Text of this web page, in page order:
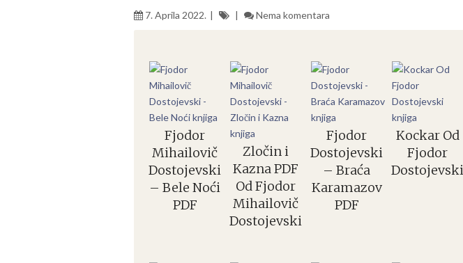
7. Aprila 2022. Nema komentara
Fjodor
Mihailovič
Dostojevski
– Bele Noći
PDF
Zločin i
Kazna PDF
Od Fjodor
Mihailovič
Dostojevski
Fjodor
Dostojevski
– Braća
Karamazov
PDF
Kockar Od
Fjodor
Dostojevski